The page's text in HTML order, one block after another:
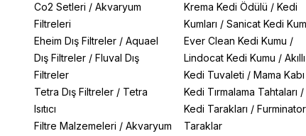
Co2 Setleri / Akvaryum
Filtreleri
Eheim Dış Filtreler / Aquael
Dış Filtreler / Fluval Dış
Filtreler
Tetra Dış Filtreler / Tetra
Isıtıcı
Filtre Malzemeleri / Akvaryum
Krema Kedi Ödülü / Kedi
Kumları / Sanicat Kedi
Ever Clean Kedi Kumu /
Lindocat Kedi Kumu / Akıllı
Kedi Tuvaleti / Mama Kabı
Kedi Tırmalama Tahtaları /
Kedi Tarakları / Furminator
Taraklar